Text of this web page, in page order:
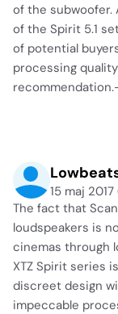
of the subwoofer.
of the Spirit 5.1
of potential
processing
15 maj
The fact that
loudspeakers is
cinemas through
XTZ Spirit series
discreet design
impeccable